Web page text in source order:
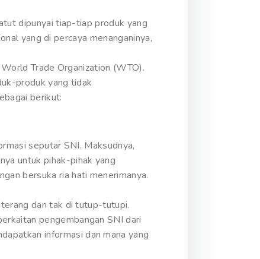
dipunyai tiap-tiap produk yang
yang di percaya menanganinya,
Trade Organization (WTO).
produk yang tidak
berikut:
seputar SNI. Maksudnya,
untuk pihak-pihak yang
bersuka ria hati menerimanya.
dan tak di tutup-tutupi.
pengembangan SNI dari
informasi dan mana yang